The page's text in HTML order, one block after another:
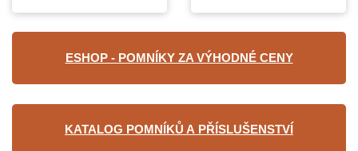
ESHOP - POMNÍKY ZA VÝHODNÉ CENY
KATALOG POMNÍKŮ A PŘÍSLUŠENSTVÍ